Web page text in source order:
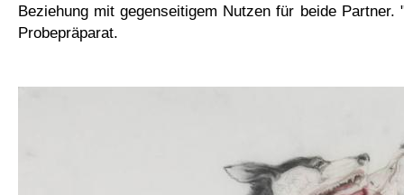
Beziehung mit gegenseitigem Nutzen für beide Partner.
Probepräparat.